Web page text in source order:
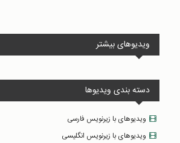
ویدیوهای بیشتر
دسته بندی ویدیوها
ویدیوهای با زیرنویس فارسی
ویدیوهای با زیرنویس انگلیسی